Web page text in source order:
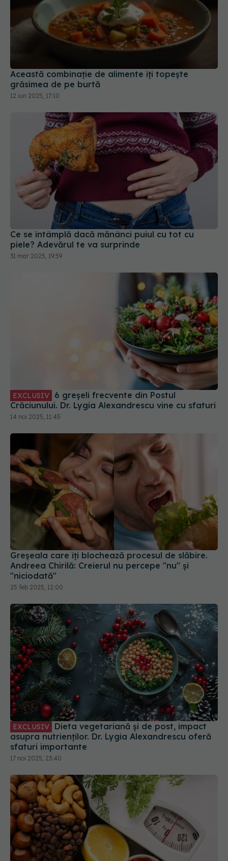
Această combinație de alimente îți topește
grăsimea de pe burtă
12 iun 2025, 17:10
Ce se întâmplă dacă mănânci puiul cu tot cu
piele? Adevărul te va surprinde
31 mar 2025, 19:59
EXCLUSIV
Crăciunului. Dr. Lygia Alexandrescu vine cu sfaturi
14 noi 2025, 11:45
Greșeala care îți blochează procesul de slăbire.
Andreea Chirilă: Creierul nu percepe "nu" și
"niciodată"
25 feb 2025, 12:00
EXCLUSIV
asupra nutrienților. Dr. Lygia Alexandrescu oferă
sfaturi importante
17 noi 2025, 23:40